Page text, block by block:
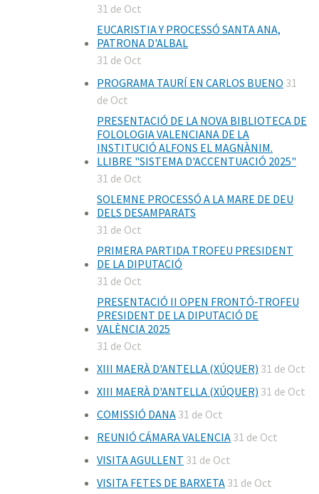
31 de Oct
EUCARISTIA Y PROCESSÓ SANTA ANA,
PATRONA D'ALBAL
31 de Oct
PROGRAMA TAURÍ EN CARLOS BUENO 31
de Oct
PRESENTACIÓ DE LA NOVA BIBLIOTECA DE
FOLOLOGIA VALENCIANA DE LA
INSTITUCIÓ ALFONS EL MAGNÀNIM.
LLIBRE "SISTEMA D'ACCENTUACIÓ 2025"
31 de Oct
SOLEMNE PROCESSÓ A LA MARE DE DEU
DELS DESAMPARATS
31 de Oct
PRIMERA PARTIDA TROFEU PRESIDENT
DE LA DIPUTACIÓ
31 de Oct
PRESENTACIÓ II OPEN FRONTÓ-TROFEU
PRESIDENT DE LA DIPUTACIÓ DE
VALÈNCIA 2025
31 de Oct
XIII MAERÀ D'ANTELLA (XÚQUER) 31 de Oct
XIII MAERÀ D'ANTELLA (XÚQUER) 31 de Oct
COMISSIÓ DANA 31 de Oct
REUNIÓ CÁMARA VALENCIA 31 de Oct
VISITA AGULLENT 31 de Oct
VISITA FETES DE BARXETA 31 de Oct